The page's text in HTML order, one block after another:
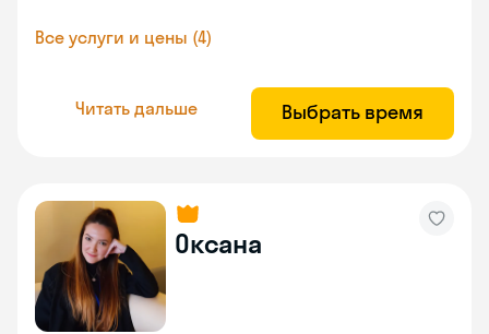
Все услуги и цены (4)
Читать дальше Выбрать время
Оксана